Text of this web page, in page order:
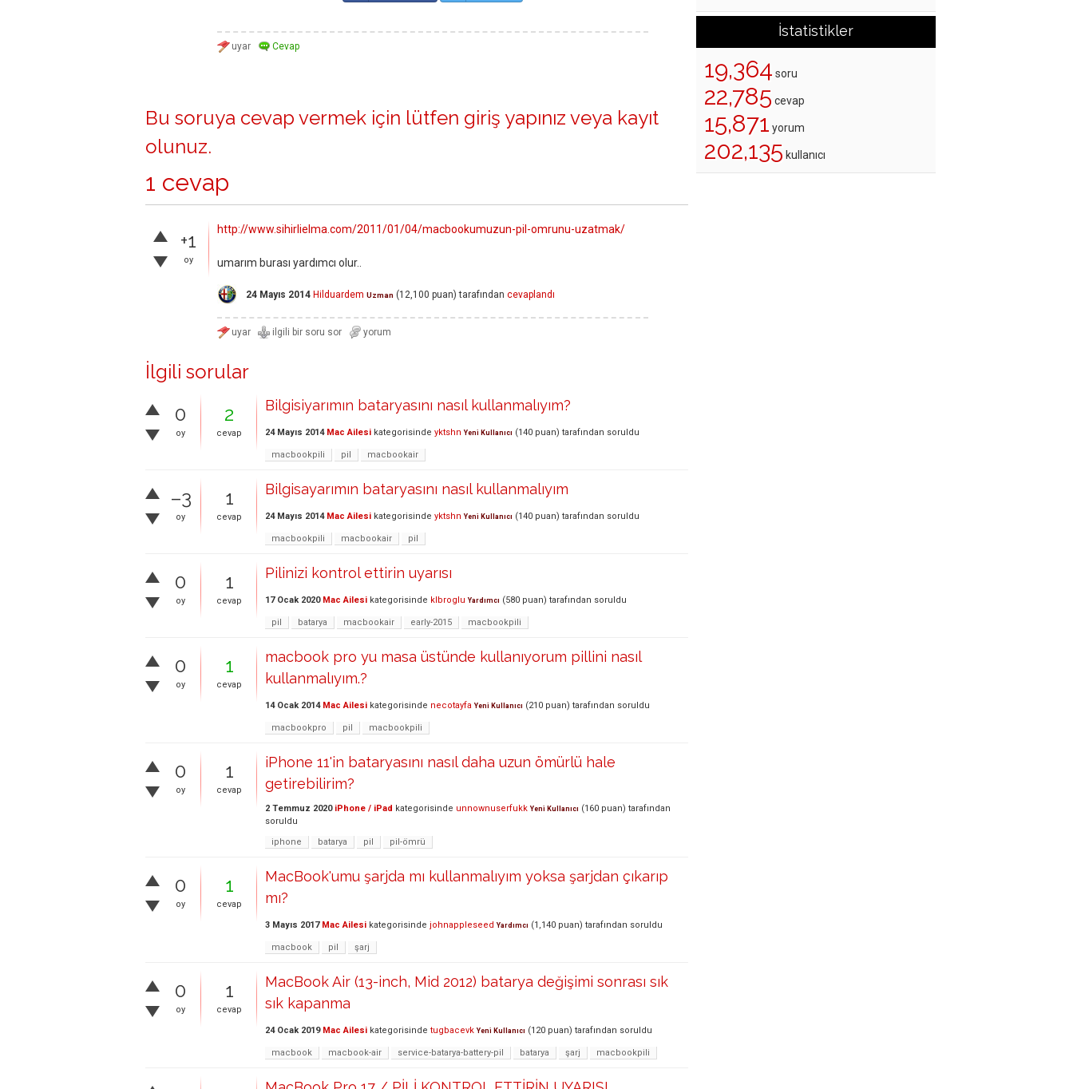
Bu soruya cevap vermek için lütfen giriş yapınız veya kayıt
olunuz.
1 cevap
+1
oy
http://www.sihirlielma.com/2011/01/04/macbookumuzun-pil-omrunu-uzatmak/
umarım burası yardımcı olur..
24 Mayıs 2014 Hilduardem Uzman (12,100 puan) tarafından cevaplandı
İlgili sorular
0
oy
2
cevap
Bilgisiyarımın bataryasını nasıl kullanmalıyım?
24 Mayıs 2014 Mac Ailesi kategorisinde yktshn Yeni Kullanıcı (140 puan) tarafından soruldu
macbookpili pil macbookair
–3
oy
1
cevap
Bilgisayarımın bataryasını nasıl kullanmalıyım
24 Mayıs 2014 Mac Ailesi kategorisinde yktshn Yeni Kullanıcı (140 puan) tarafından soruldu
macbookpili macbookair pil
0
oy
1
cevap
Pilinizi kontrol ettirin uyarısı
17 Ocak 2020 Mac Ailesi kategorisinde klbroglu Yardımcı (580 puan) tarafından soruldu
pil batarya macbookair early-2015 macbookpili
0
oy
1
cevap
macbook pro yu masa üstünde kullanıyorum pillini nasıl
kullanmalıyım.?
14 Ocak 2014 Mac Ailesi kategorisinde necotayfa Yeni Kullanıcı (210 puan) tarafından soruldu
macbookpro pil macbookpili
0
oy
1
cevap
iPhone 11'in bataryasını nasıl daha uzun ömürlü hale
getirebilirim?
2 Temmuz 2020 iPhone / iPad kategorisinde unnownuserfukk Yeni Kullanıcı (160 puan) tarafından
soruldu
iphone
batarya pil pil-ömrü
0
oy
1
cevap
MacBook'umu şarjda mı kullanmalıyım yoksa şarjdan çıkarıp
mı?
3 Mayıs 2017 Mac Ailesi kategorisinde johnappleseed Yardımcı (1,140 puan) tarafından soruldu
macbook pil şarj
0
oy
1
cevap
MacBook Air (13-inch, Mid 2012) batarya değişimi sonrası sık
sık kapanma
24 Ocak 2019 Mac Ailesi kategorisinde tugbacevk Yeni Kullanıcı (120 puan) tarafından soruldu
macbook macbook-air service-batarya-battery-pil batarya şarj macbookpili
İstatistikler
19,364 soru
22,785 cevap
15,871 yorum
202,135 kullanıcı